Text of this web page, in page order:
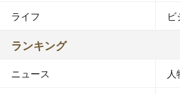
ライフ ビ
ランキング
ニュース 人